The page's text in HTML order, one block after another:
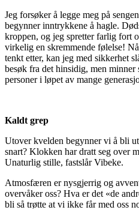
Jeg forsøker å legge meg på
begynner inntrykkene å hagle.
kroppen, og jeg spretter farlig fort
virkelig en skremmende følelse!
tenkt etter, kan jeg med sikkerhet
besøk fra det hinsidig, men minner
personer i løpet av mange
Kaldt grep
Utover kvelden begynner vi å bli
snart? Klokken har dratt seg over
Unaturlig stille, fastslår Vibeke.
Atmosfæren er nysgjerrig og
overvåker oss? Hva er det «de
bli så trøtte at vi ikke får med oss